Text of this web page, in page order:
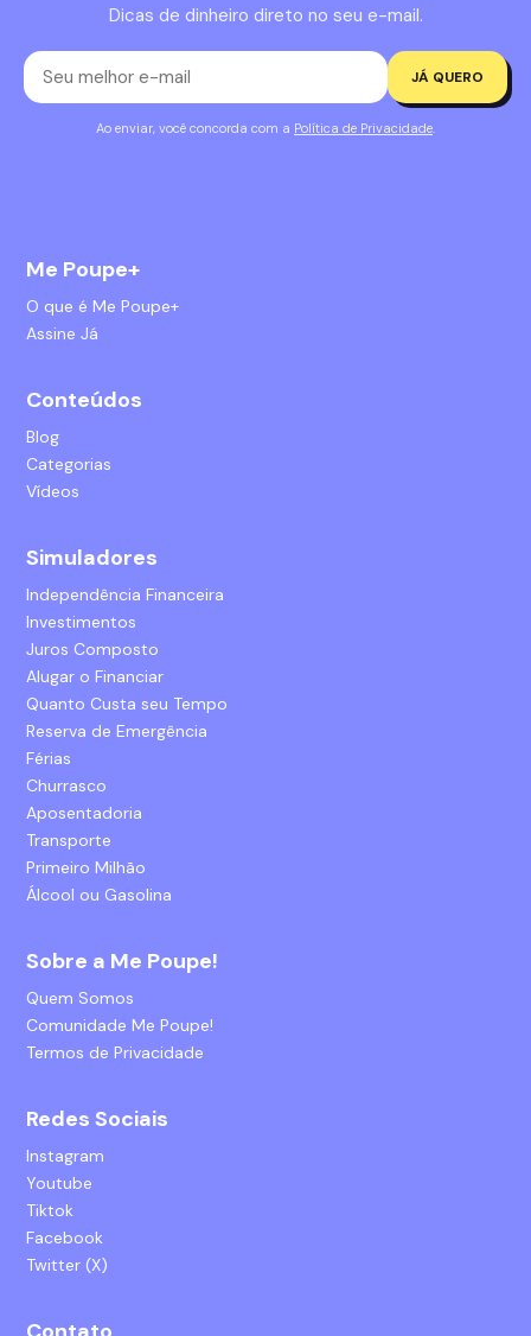
Dicas de dinheiro direto no seu e-mail.
JÁ QUERO
Ao enviar, você concorda com a Política de Privacidade.
Me Poupe+
O que é Me Poupe+
Assine Já
Conteúdos
Blog
Categorias
Vídeos
Simuladores
Independência Financeira
Investimentos
Juros Composto
Alugar o Financiar
Quanto Custa seu Tempo
Reserva de Emergência
Férias
Churrasco
Aposentadoria
Transporte
Primeiro Milhão
Álcool ou Gasolina
Sobre a Me Poupe!
Quem Somos
Comunidade Me Poupe!
Termos de Privacidade
Redes Sociais
Instagram
Youtube
Tiktok
Facebook
Twitter (X)